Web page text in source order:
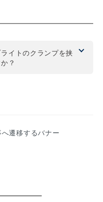
イトのクランプを挟
？
スクは160mm(16cm)
ましては保証いたしか